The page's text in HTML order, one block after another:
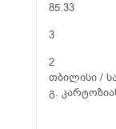
85.33
3
2
თბილისი /
გ.